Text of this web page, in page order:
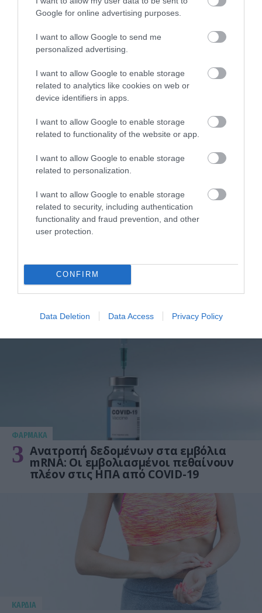
Google for online advertising purposes.
I want to allow Google to send me
personalized advertising.
I want to allow Google to enable storage
related to analytics like cookies on web or
device identifiers in apps.
I want to allow Google to enable storage
related to functionality of the website or app.
I want to allow Google to enable storage
related to personalization.
I want to allow Google to enable storage
related to security, including authentication
functionality and fraud prevention, and other
user protection.
CONFIRM
Data Deletion Data Access Privacy Policy
Αυτό είναι το θαυματουργό έλαιο που
προστατεύει από το Αλτχάιμερ
ΥΓΕΙΑ
Το τρόφιμο που θωρακίζει «αθόρυβα»
τα οστά σε κάθε ηλικία… δεν είναι το
ΦΑΡΜΑΚΑ
3 Ανατροπή δεδομένων στα εμβόλια
mRNA: Οι εμβολιασμένοι πεθαίνουν
πλέον στις ΗΠΑ από COVID-19
KΑΡΔΙΑ